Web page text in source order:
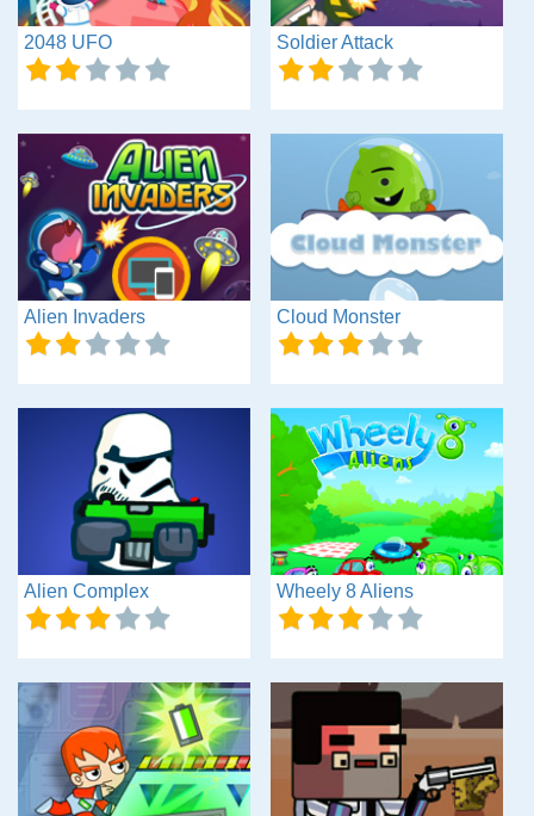
2048 UFO Soldier Attack
Alien Invaders Cloud Monster
Alien Complex Wheely 8 Aliens